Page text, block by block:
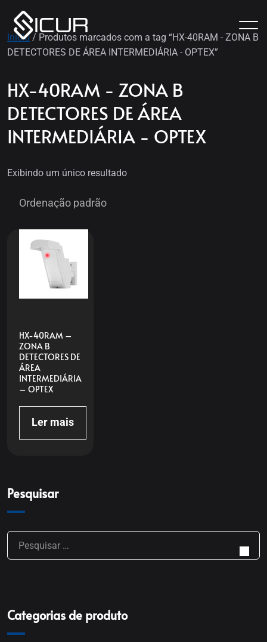
Início/ Produtos marcados com a tag “HX-40RAM - ZONA B
DETECTORES DE ÁREA INTERMEDIÁRIA - OPTEX”
HX-40RAM - ZONA B
DETECTORES DE ÁREA
INTERMEDIÁRIA - OPTEX
Exibindo um único resultado
HX-40RAM –
ZONA B
DETECTORES DE
ÁREA
INTERMEDIÁRIA
– OPTEX
Ler mais
Pesquisar
Categorias de produto